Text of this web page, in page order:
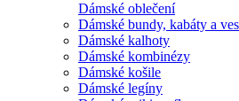
Dámské oblečení
Dámské bundy, kabáty a
Dámské kalhoty
Dámské kombinézy
Dámské košile
Dámské legíny